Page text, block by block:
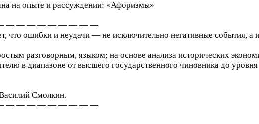
на опыте и рассуждении: «Афоризмы»
— — — — — — — — —
что ошибки и неудачи — не исключительно негативные события,
разговорным, языком; на основе анализа исторических
в диапазоне от высшего государственного чиновника до
Смолкин.
— — — — — — — — —